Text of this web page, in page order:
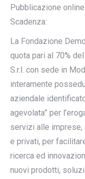
Pubblicazione
Scadenza:
La Fondazione
quota pari al 70%
S.r.l. con sede in
interamente
aziendale
agevolata” per
servizi alle imprese,
e privati, per
ricerca ed
nuovi prodotti,